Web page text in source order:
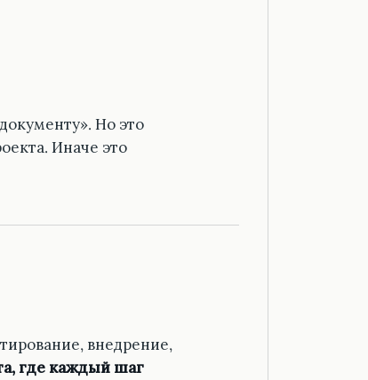
Но это
Иначе это
внедрение,
где каждый шаг